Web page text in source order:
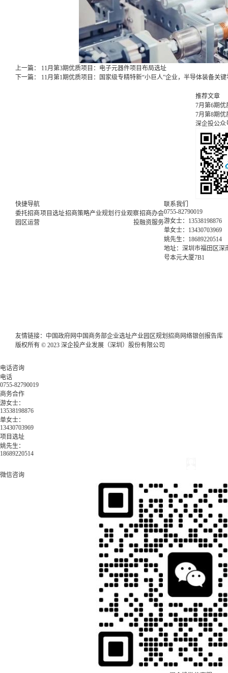
上一篇： 11月第3期优质项目：电子元器件项目布局选址
下一篇： 11月第1期优质项目：国家级专精特新“小巨人”企业，​半导体装备关
推荐文章
7月第6期
7月第8期
深企投公众
快捷导航
委托招商项目选址招商策略产业规划 行业观察招商办会
园区运营
投融资服务
联系我们
0755-82790019
游女士：13538198876
单女士：13430703969
姚先生：18689220514
地址：深圳市福田区深
号本元大厦7B1
友情链接： 中国政府网 中国商务部企业选址产业园区规划 招商网络银创报告库
版权所有 © 2023 深企投产业发展（深圳）股份有限公司
电话咨询
电话
0755-82790019
商务合作
游女士：
13538198876
单女士：
13430703969
项目选址
姚先生：
18689220514
微信咨询